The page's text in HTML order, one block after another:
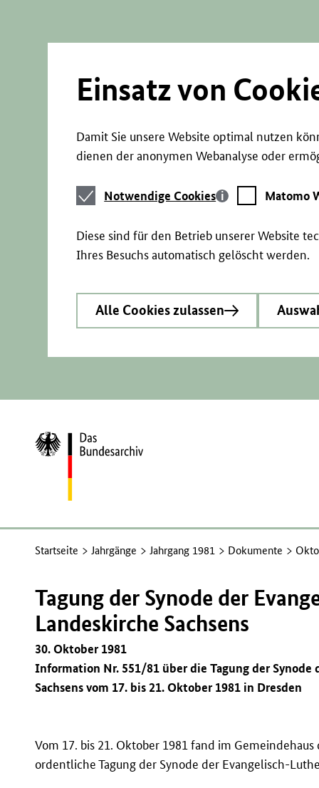
Einsatz von
Damit Sie unsere Website optimal nutzen
dienen der anonymen Webanalyse oder
Notwendige
Cookies
Notwendige Cookies
Matomo
Webstatistik
Matomo
Diese sind für den Betrieb unserer Website
Ihres Besuchs automatisch gelöscht werden.
Alle Cookies zulassen
Zur
Startseite
Startseite Jahrgänge Jahrgang 1981 Dokumente
Tagung der Synode der
Landeskirche Sachsens
30. Oktober 1981
Information Nr. 551/81 über die Tagung der
Sachsens vom 17. bis 21. Oktober 1981 in Dresden
Vom 17. bis 21. Oktober 1981 fand im
ordentliche Tagung der Synode der Evangelisch-